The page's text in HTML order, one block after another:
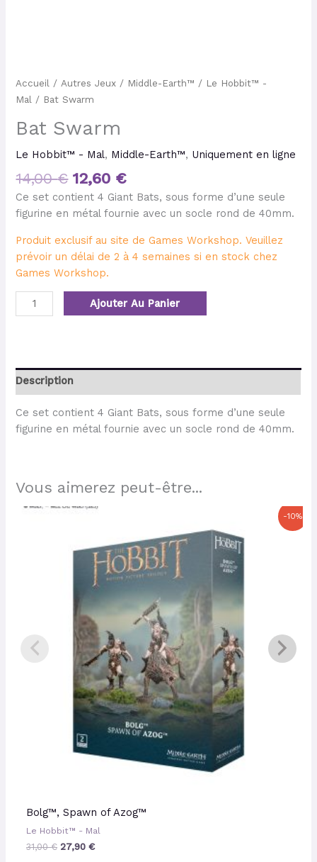
Accueil / Autres Jeux / Middle-Earth™ / Le Hobbit™ -
Mal
/ Bat Swarm
Bat Swarm
Le Hobbit™ - Mal, Middle-Earth™, Uniquement en ligne
14,00€ 12,60 €
Ce set contient 4 Giant Bats, sous forme d’une seule
figurine en métal fournie avec un socle rond de 40mm.
Produit exclusif au site de Games Workshop. Veuillez
prévoir un délai de 2 à 4 semaines si en stock chez
Games Workshop.
Ajouter Au Panier
Description
Ce set contient 4 Giant Bats, sous forme d’une seule
figurine en métal fournie avec un socle rond de 40mm.
Vous aimerez peut-être...
-10%
Bolg™, Spawn of Azog™
Le Hobbit™ - Mal
31,00€
Le
était :
31,00 €.
27,90€
Le
est :
27,90 €.